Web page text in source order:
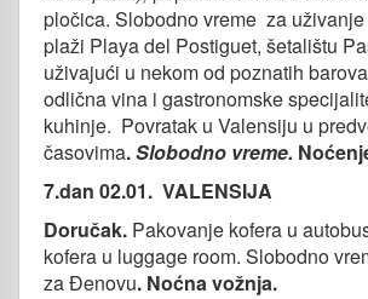
pločica. Slobodno vreme za
plaži Playa del Postiguet, šetalištu
uživajući u nekom od poznatih
odlična vina i gastronomske
kuhinje. Povratak u Valensiju u
časovima.Slobodno vreme.
7.dan 02.01. VALENSIJA
Doručak. Pakovanje kofera u
kofera u luggage room. Slobodno
za Đenovu. Noćna vožnja.